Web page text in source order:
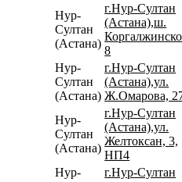
Нур-
Султан
(Астана)
г.Нур-Султан
(Астана),ш.
8
Нур-
Султан
(Астана)
г.Нур-Султан
(Астана),ул.
Ж.Омарова,
Нур-
Султан
(Астана)
г.Нур-Султан
(Астана),ул.
Желтоксан, 3,
НП4
Нур-
г.Нур-Султан